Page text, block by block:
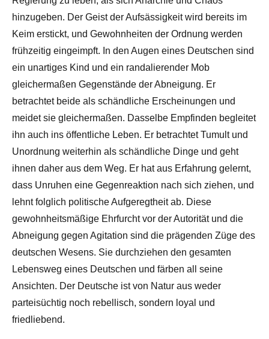
hinzugeben. Der Geist der Aufsässigkeit wird bereits im
Keim erstickt, und Gewohnheiten der Ordnung werden
frühzeitig eingeimpft. In den Augen eines Deutschen sind
ein unartiges Kind und ein randalierender Mob
gleichermaßen Gegenstände der Abneigung. Er
betrachtet beide als schändliche Erscheinungen und
meidet sie gleichermaßen. Dasselbe Empfinden begleitet
ihn auch ins öffentliche Leben. Er betrachtet Tumult und
Unordnung weiterhin als schändliche Dinge und geht
ihnen daher aus dem Weg. Er hat aus Erfahrung gelernt,
dass Unruhen eine Gegenreaktion nach sich ziehen, und
lehnt folglich politische Aufgeregtheit ab. Diese
gewohnheitsmäßige Ehrfurcht vor der Autorität und die
Abneigung gegen Agitation sind die prägenden Züge des
deutschen Wesens. Sie durchziehen den gesamten
Lebensweg eines Deutschen und färben all seine
Ansichten. Der Deutsche ist von Natur aus weder
parteisüchtig noch rebellisch, sondern loyal und
friedliebend.